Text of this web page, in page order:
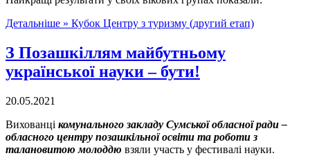
Детальніше » Кубок Центру з туризму (другий етап)
З Позашкіллям майбутньому
української науки – бути!
20.05.2021
Вихованці комунального закладу Сумської обласної ради –
обласного центру позашкільної освіти та роботи з
талановитою молоддю взяли участь у фестивалі науки.